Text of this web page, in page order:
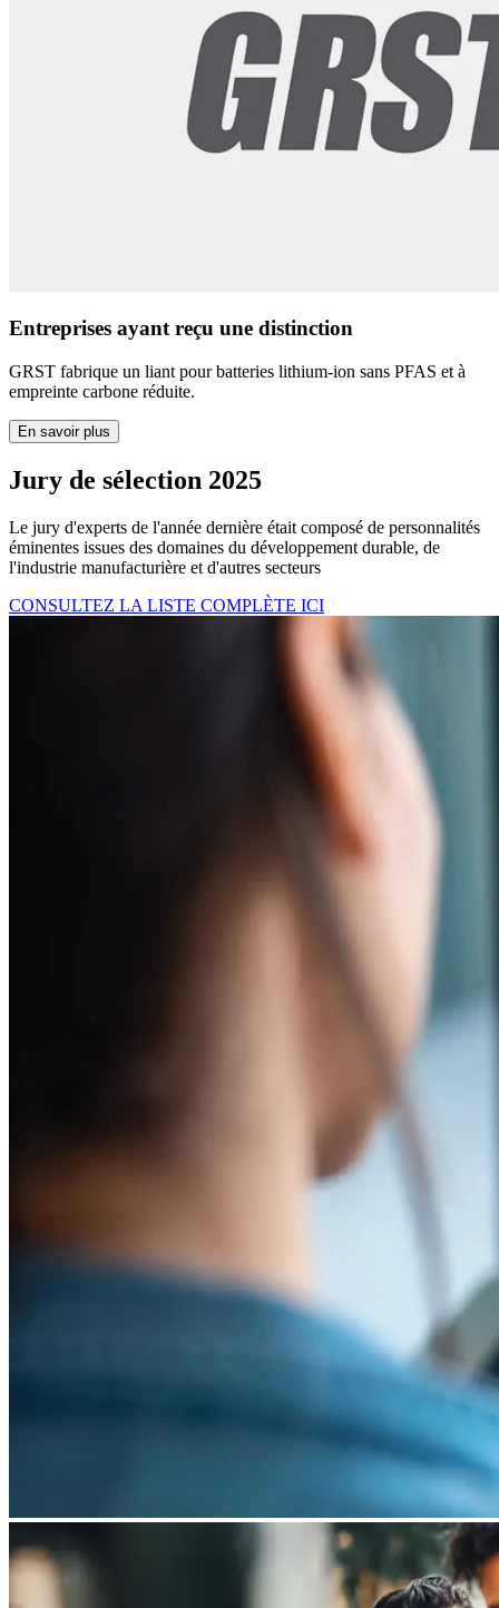
Entreprises ayant reçu une distinction
GRST fabrique un liant pour batteries lithium-ion sans PFAS et à
empreinte carbone réduite.
En savoir plus
Jury de sélection 2025
Le jury d'experts de l'année dernière était composé de personnalités
éminentes issues des domaines du développement durable, de
l'industrie manufacturière et d'autres secteurs
CONSULTEZ LA LISTE COMPLÈTE ICI